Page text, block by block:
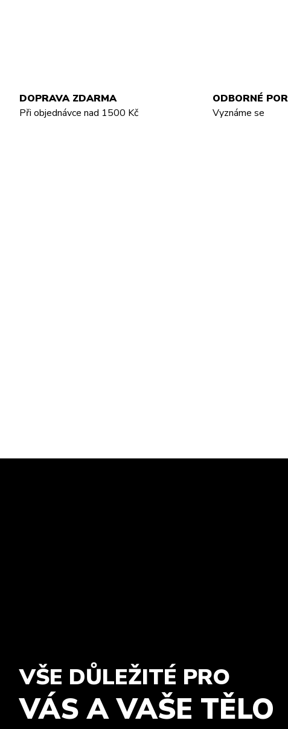
DOPRAVA ZDARMA
Při objednávce nad 1500 Kč
ODBORNÉ
Vyznáme se
VŠE DŮLEŽITÉ PRO
VÁS A VAŠE TĚLO